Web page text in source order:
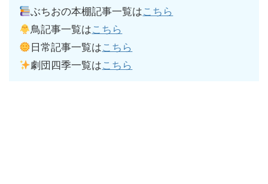
ぶちおの本棚記事一覧はこちら
鳥記事一覧はこちら
日常記事一覧はこちら
劇団四季一覧はこちら